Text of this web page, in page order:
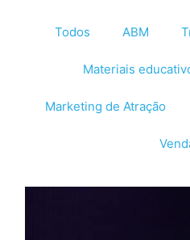
Todos ABM
Materiais
Marketing de Atração